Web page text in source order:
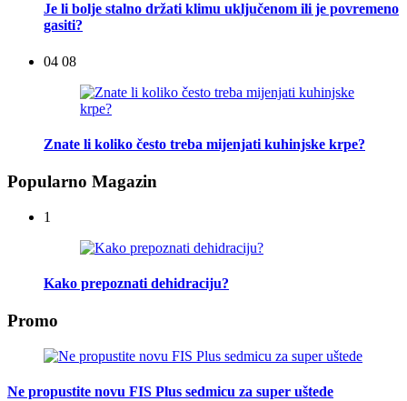
Je li bolje stalno držati klimu uključenom ili je povremeno
gasiti?
04 08
Znate li koliko često treba mijenjati kuhinjske krpe?
Popularno Magazin
1
Kako prepoznati dehidraciju?
Promo
Ne propustite novu FIS Plus sedmicu za super uštede